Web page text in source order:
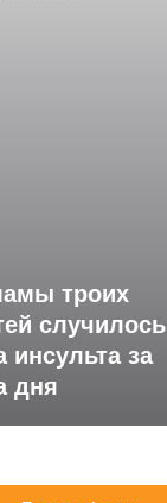
троих
случилось
инсульта за
дня